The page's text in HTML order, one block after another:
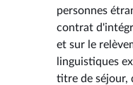
personnes
contrat
et sur le
linguistiques
titre de séjour,